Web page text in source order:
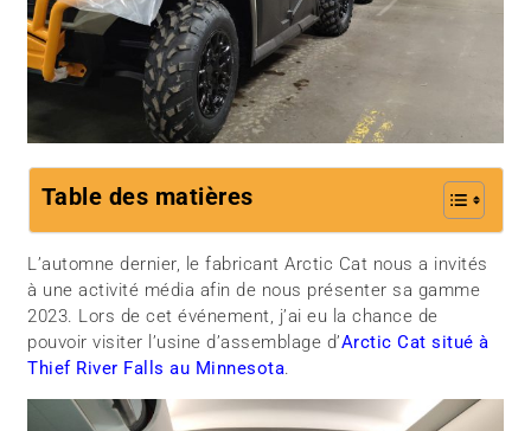
Table des matières
L’automne dernier, le fabricant Arctic Cat nous a invités
à une activité média afin de nous présenter sa gamme
2023. Lors de cet événement, j’ai eu la chance de
pouvoir visiter l’usine d’assemblage d’Arctic Cat situé à
Thief River Falls au Minnesota.